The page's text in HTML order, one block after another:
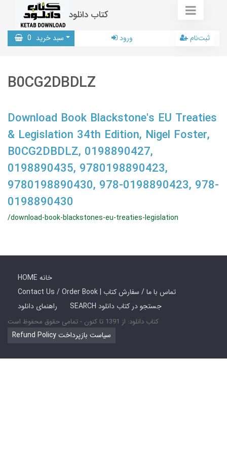
کتاب دانلود
سبد خرید 0 ورود ثبت‌نام
B0CG2DBDLZ
Download Book Blackstone's EU Treaties
& Legislation 34th Edition, Nigel Foster,
B0CG2DBDLZ, 0198890427,
0198890435, 9780198890423,
9780198890430, 978-0198890423, 978-
0198890430
/download-book-blackstones-eu-treaties-legislation
HOME خانه
Contact Us / Order Book | تماس با ما / سفارش کتاب
راهنمای دانلود
SEARCH جستجو در کتاب دانلود
کتاب دانلود: از 1391 تا کنون - تمامی حقوق محفوظ است
Refund Policy سیاست بازپرداخت